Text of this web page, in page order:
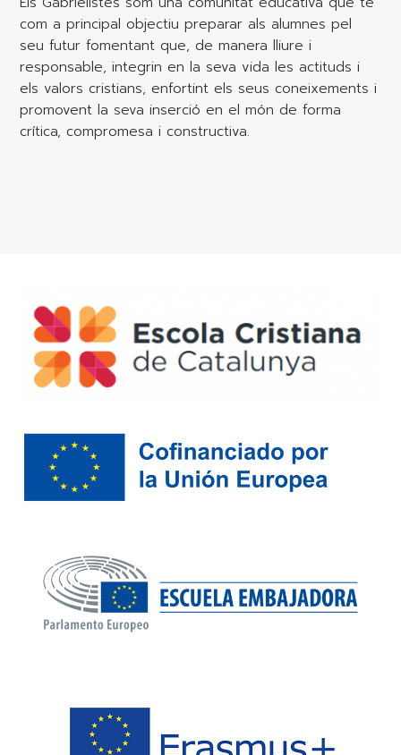
com a principal objectiu preparar als alumnes pel
seu futur fomentant que, de manera lliure i
responsable, integrin en la seva vida les actituds i
els valors cristians, enfortint els seus coneixements i
promovent la seva inserció en el món de forma
crítica, compromesa i constructiva.